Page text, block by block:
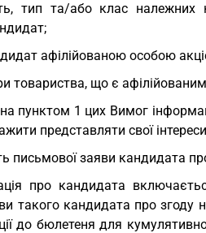
тип та/або клас належних
афілійованою особою
товариства, що є
пунктом 1 цих Вимог
представляти свої
письмової заяви кандидата
про кандидата
такого кандидата про згоду
до бюлетеня для